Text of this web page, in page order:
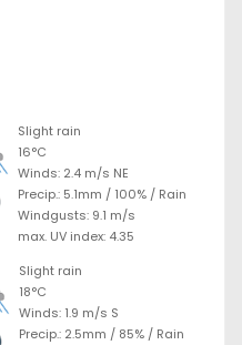
Slight rain
16°C
Winds: 2.4 m/s NE
Precip.: 5.1mm / 100% / Rain
Windgusts: 9.1 m/s
max. UV index: 4.35
Slight rain
18°C
Winds: 1.9 m/s S
Precip.: 2.5mm / 85% / Rain